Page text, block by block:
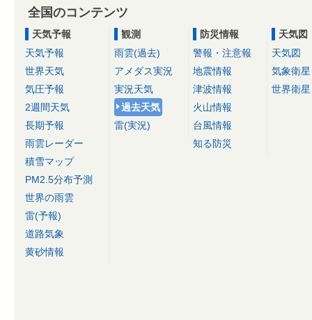
全国のコンテンツ
天気予報
天気予報
世界天気
気圧予報
2週間天気
長期予報
雨雲レーダー
積雪マップ
PM2.5分布予測
世界の雨雲
雷(予報)
道路気象
黄砂情報
観測
雨雲(過去)
アメダス実況
実況天気
過去天気
雷(実況)
防災情報
警報・注意報
地震情報
津波情報
火山情報
台風情報
知る防災
天気図
天気図
気象衛星
世界衛星